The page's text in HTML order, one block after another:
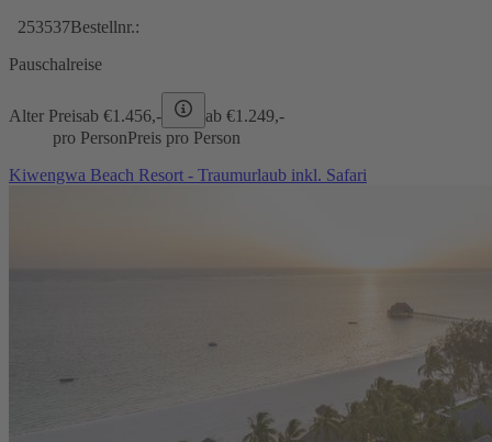
253537Bestellnr.:
Pauschalreise
Alter Preisab €1.456,- ab €1.249,-
pro PersonPreis pro Person
Kiwengwa Beach Resort - Traumurlaub inkl. Safari